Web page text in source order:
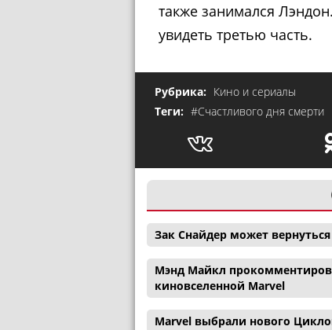
также занимался
увидеть третью часть.
Рубрика: Кино и сериалы
Теги: #Счастливого дня смерти
Зак Снайдер может
Мэнд Майкл
киновселенной Marvel
Marvel выбрали нового